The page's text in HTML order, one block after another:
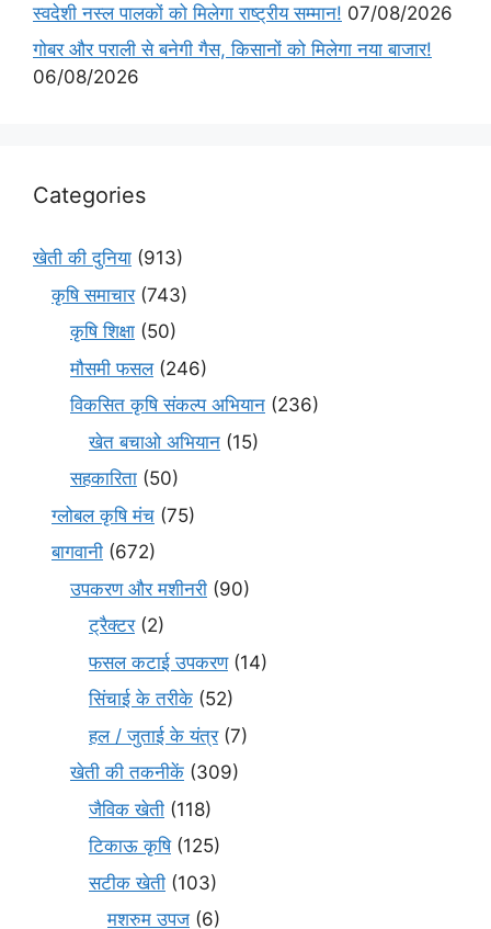
स्वदेशी नस्ल पालकों को मिलेगा राष्ट्रीय सम्मान! 07/08/2026
गोबर और पराली से बनेगी गैस, किसानों को मिलेगा नया बाजार!
06/08/2026
Categories
खेती की दुनिया (913)
कृषि समाचार(743)
कृषि शिक्षा (50)
मौसमी फसल(246)
विकसित कृषि संकल्प अभियान (236)
खेत बचाओ अभियान (15)
सहकारिता (50)
ग्लोबल कृषि मंच (75)
बागवानी (672)
उपकरण और मशीनरी (90)
ट्रैक्टर(2)
फसल कटाई उपकरण(14)
सिंचाई के तरीके (52)
हल / जुताई के यंत्र(7)
खेती की तकनीकें (309)
जैविक खेती (118)
टिकाऊ कृषि(125)
सटीक खेती (103)
मशरुम उपज (6)